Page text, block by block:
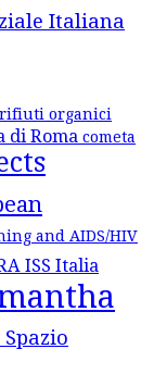
Italiana
rifiuti organici
di Roma cometa
and AIDS/HIV
ISS Italia
Spazio